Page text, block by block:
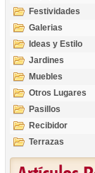
Festividades
Galerias
Ideas y Estilo
Jardines
Muebles
Otros Lugares
Pasillos
Recibidor
Terrazas